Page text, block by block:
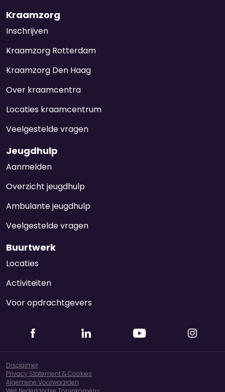
Kraamzorg
Inschrijven
Kraamzorg Rotterdam
Kraamzorg Den Haag
Over kraamcentra
Locaties kraamcentrum
Veelgestelde vragen
Jeugdhulp
Aanmelden
Overzicht jeugdhulp
Ambulante jeugdhulp
Veelgestelde vragen
Buurtwerk
Locaties
Activiteiten
Voor opdrachtgevers
Disclaimer
Privacy Statement & Cookies
Algemene Voorwaarden